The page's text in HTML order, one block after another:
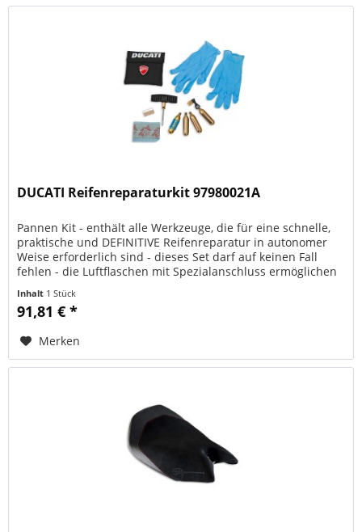
DUCATI Reifenreparaturkit 97980021A
Pannen Kit - enthält alle Werkzeuge, die für eine schnelle,
praktische und DEFINITIVE Reifenreparatur in autonomer
Weise erforderlich sind - dieses Set darf auf keinen Fall
fehlen - die Luftflaschen mit Spezialanschluss ermöglichen
Inhalt 1 Stück
91,81 € *
Merken